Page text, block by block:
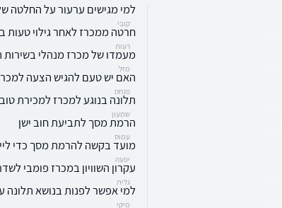
למי מגישים ערעור על החלטה
קובי
חרטה ממכרז לאחר גילוי טעות
רעות
מעמדו של מכרז מנהלי בשירות
מזל
האם יש טעם להגיש הצעה
פנחס
תלונה בנוגע למכרז למכירת
שמעון
הרמת מסך לתביעת חוב ישן
עמוס
מועד בקשה להרמת מסך כדי
יפעה
עקרון השוויון במכרז פומבי
גלית
למי אפשר לפנות בנושא תלונה
מיקי